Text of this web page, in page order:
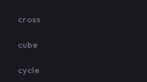
cross
cube
cycle